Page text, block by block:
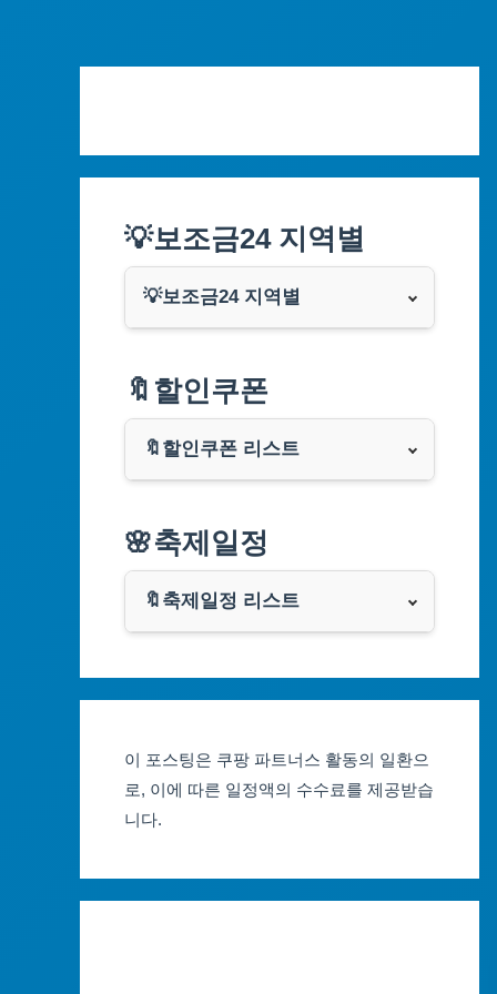
💡보조금24 지역별
💡보조금24 지역별
부산광역시
대구광역시
인천광역시
광주광역시
세종특별자치시
강원도
🔖할인쿠폰
🔖할인쿠폰 리스트
쿠팡
클룩
🌸축제일정
🔖축제일정 리스트
대구축제 일정
광주축제 일정
이 포스팅은 쿠팡 파트너스 활동의 일환으
로, 이에 따른 일정액의 수수료를 제공받습
니다.